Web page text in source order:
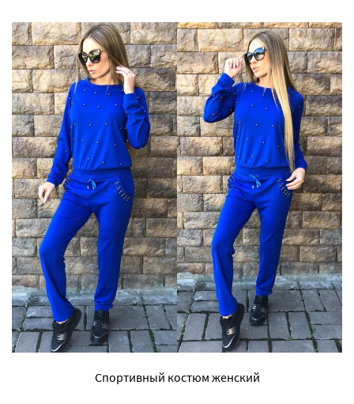
Спортивный костюм женский